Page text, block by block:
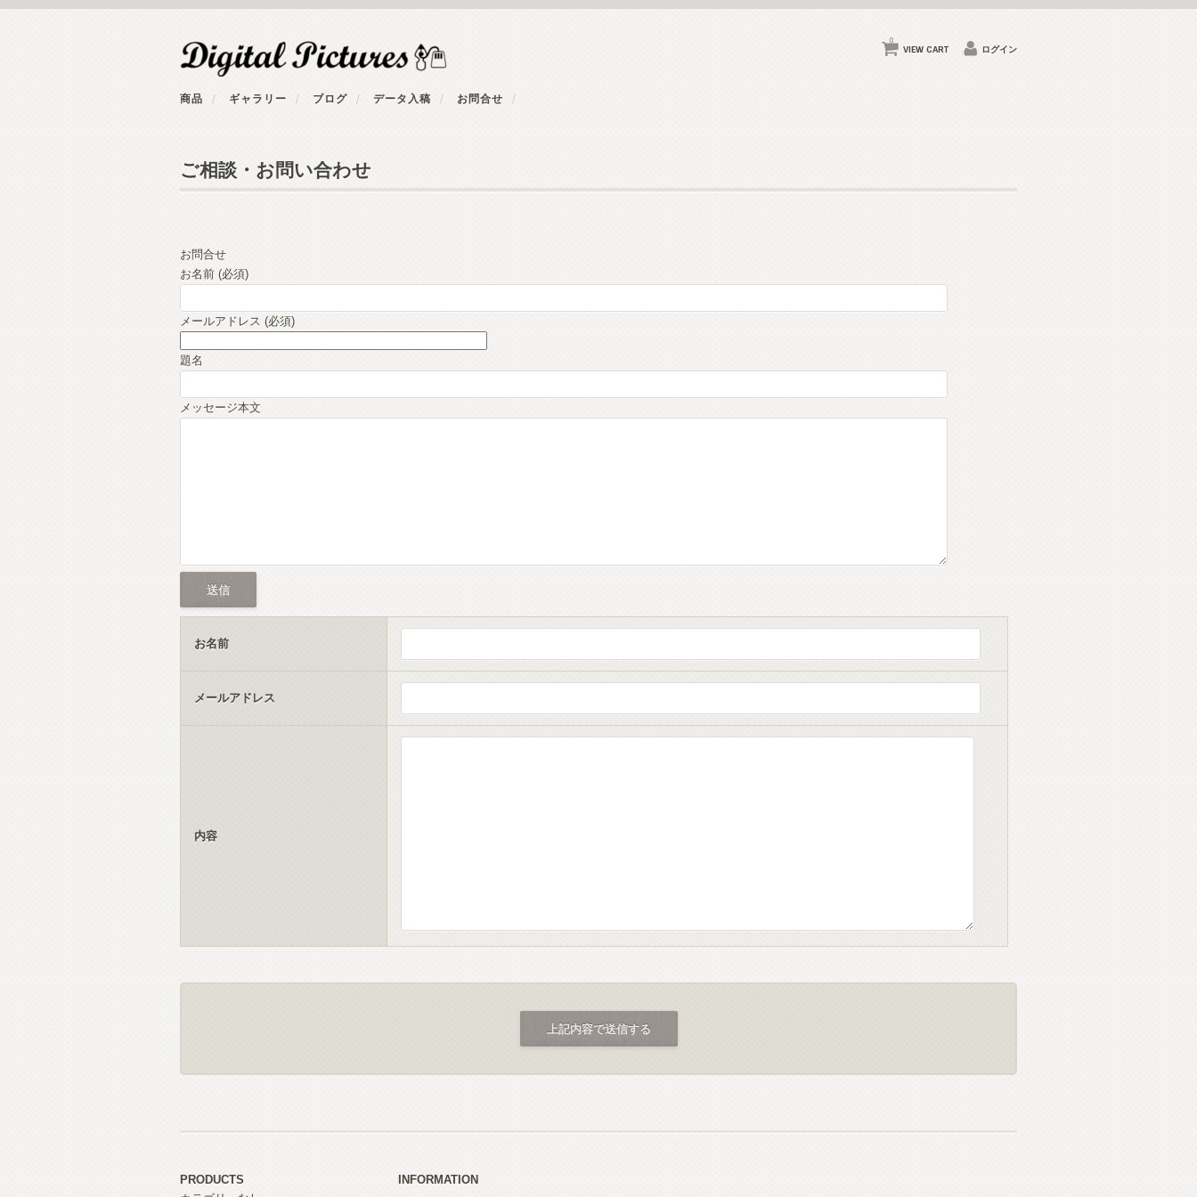
VIEW CART
0
ログイン
商品 ギャラリー ブログ データ入稿 お問合せ
ご相談・お問い合わせ
お問合せ
お名前 (必須)
メールアドレス (必須)
題名
メッセージ本文
お名前
メールアドレス
内容
PRODUCTS
INFORMATION